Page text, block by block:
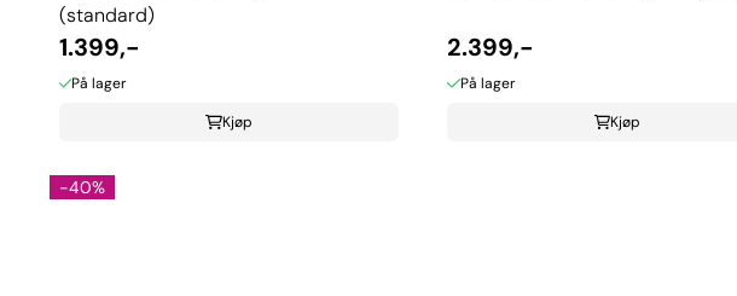
(standard)
1.399,-
På lager
Kjøp
2.399,-
På lager
Kjøp
-40%